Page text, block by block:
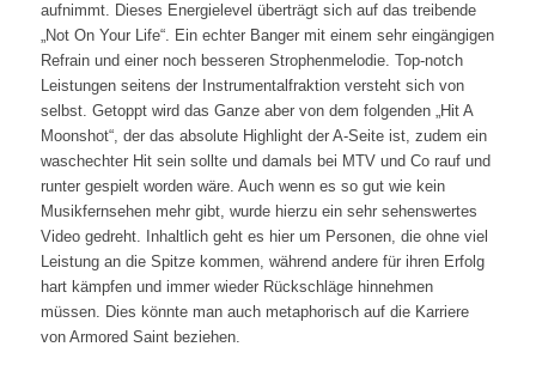
aufnimmt. Dieses Energielevel überträgt sich auf das treibende
„Not On Your Life“. Ein echter Banger mit einem sehr eingängigen
Refrain und einer noch besseren Strophenmelodie. Top-notch
Leistungen seitens der Instrumentalfraktion versteht sich von
selbst. Getoppt wird das Ganze aber von dem folgenden „Hit A
Moonshot“, der das absolute Highlight der A-Seite ist, zudem ein
waschechter Hit sein sollte und damals bei MTV und Co rauf und
runter gespielt worden wäre. Auch wenn es so gut wie kein
Musikfernsehen mehr gibt, wurde hierzu ein sehr sehenswertes
Video gedreht. Inhaltlich geht es hier um Personen, die ohne viel
Leistung an die Spitze kommen, während andere für ihren Erfolg
hart kämpfen und immer wieder Rückschläge hinnehmen
müssen. Dies könnte man auch metaphorisch auf die Karriere
von Armored Saint beziehen.